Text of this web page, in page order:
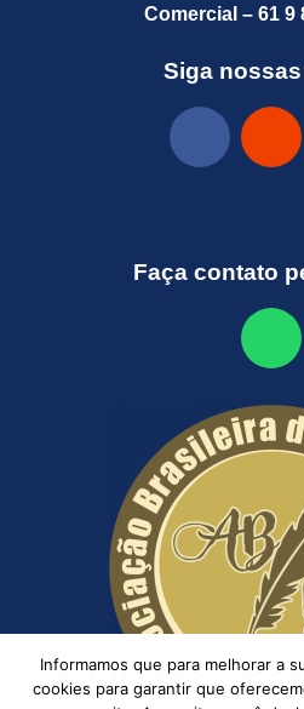
Comercial – 61 9
Siga
Faça contato
Informamos que para melhorar a
cookies para garantir que